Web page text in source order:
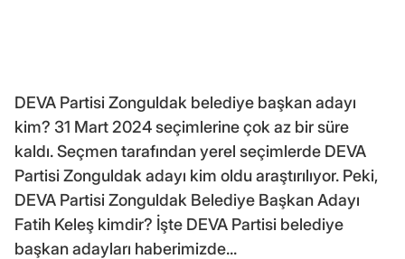
DEVA Partisi Zonguldak belediye başkan adayı
kim? 31 Mart 2024 seçimlerine çok az bir süre
kaldı. Seçmen tarafından yerel seçimlerde DEVA
Partisi Zonguldak adayı kim oldu araştırılıyor. Peki,
DEVA Partisi Zonguldak Belediye Başkan Adayı
Fatih Keleş kimdir? İşte DEVA Partisi belediye
başkan adayları haberimizde...